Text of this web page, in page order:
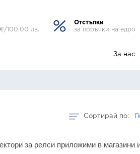
100.00 лв.
Отстъпки
за поръчки на едро
За нас
Сортирай по:
за релси приложими в магазини